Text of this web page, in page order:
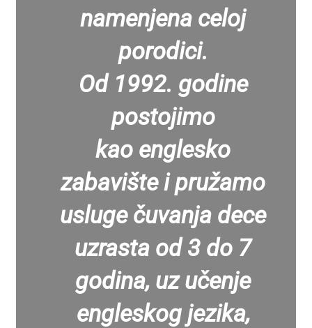
namenjena celoj
porodici.
Od 1992. godine
postojimo
kao englesko
zabavište i pružamo
usluge čuvanja dece
uzrasta od 3 do 7
godina, uz učenje
engleskog jezika,